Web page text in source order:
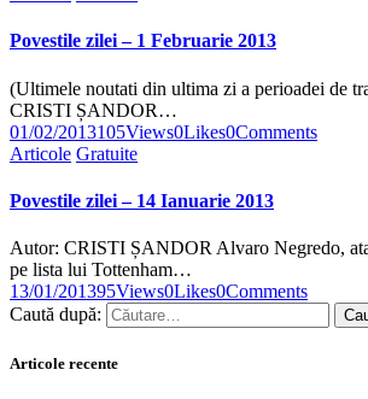
Povestile zilei – 1 Februarie 2013
(Ultimele noutati din ultima zi a perioadei de
CRISTI ȘANDOR…
01/02/2013105Views0Likes0Comments
Articole Gratuite
Povestile zilei – 14 Ianuarie 2013
Autor: CRISTI ȘANDOR Alvaro Negredo,
pe lista lui Tottenham…
13/01/201395Views0Likes0Comments
Caută după:
Articole recente